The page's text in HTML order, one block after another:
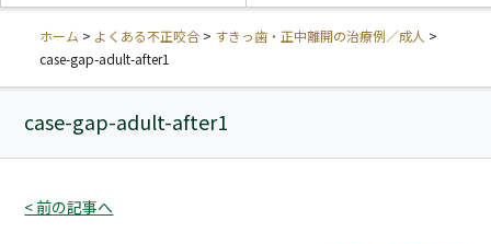
ホーム > よくある不正咬合> すきっ歯・正中離開の治療例／成人 >
case-gap-adult-after1
case-gap-adult-after1
< 前の記事へ